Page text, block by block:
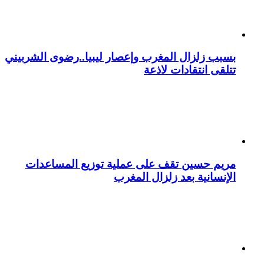
بسبب زلزال المغرب وإعصار ليبيا..رضوى الشربيني
تتلقى انتقادات لاذعة
مريم حسين تقف على عملية توزيع المساعدات
الإنسانية بعد زلزال المغرب